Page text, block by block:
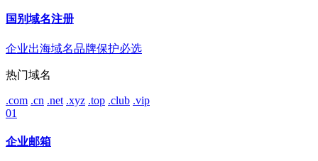
国别域名注册
企业出海域名品牌保护必选
热门域名
.com .cn .net .xyz .top .club .vip
01
企业邮箱